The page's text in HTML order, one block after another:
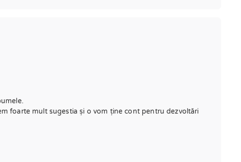
foarte mult sugestia și o vom ține cont pentru dezvoltări